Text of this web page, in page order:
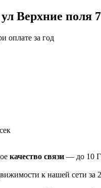
Верхние поля
оплате за год
качество связи — до 10
к нашей сети за